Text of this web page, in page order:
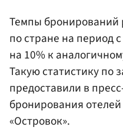
Темпы бронирований
по стране на период
на 10% к
Такую статистику по
предоставили в
бронирования
«Островок».